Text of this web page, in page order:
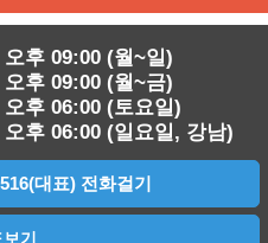
후 09:00 (월~일)
후 09:00 (월~금)
후 06:00 (토요일)
후 06:00 (일요일, 강남)
대표) 전화걸기
기